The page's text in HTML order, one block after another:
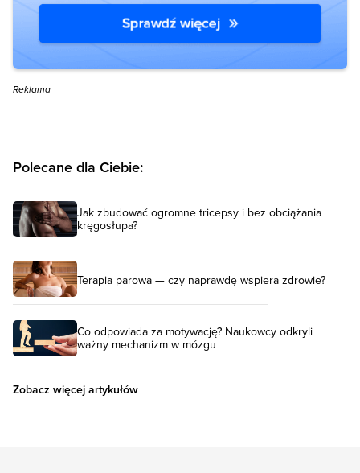
Reklama
Polecane dla Ciebie:
Jak zbudować ogromne tricepsy i bez obciążania
kręgosłupa?
Terapia parowa — czy naprawdę wspiera zdrowie?
Co odpowiada za motywację? Naukowcy odkryli
ważny mechanizm w mózgu
Zobacz więcej artykułów